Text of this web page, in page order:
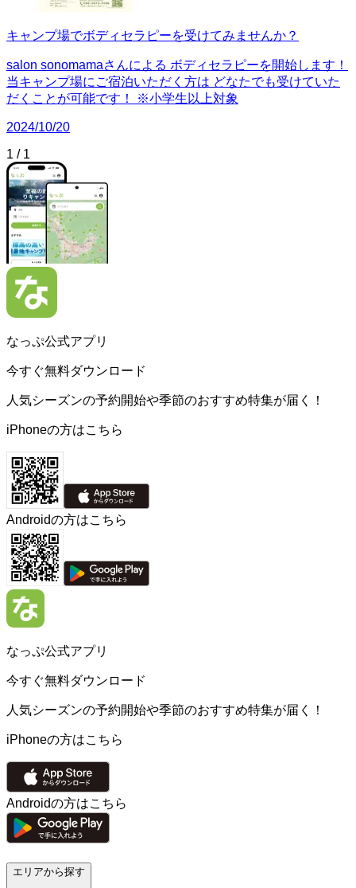
キャンプ場でボディセラピーを受けてみませんか？
salon sonomamaさんによる ボディセラピーを開始します！
当キャンプ場にご宿泊いただく方は どなたでも受けていた
だくことが可能です！ ※小学生以上対象
2024/10/20
1 / 1
なっぷ公式アプリ
今すぐ無料ダウンロード
人気シーズンの予約開始や季節のおすすめ特集が届く！
iPhoneの方はこちら
Androidの方はこちら
なっぷ公式アプリ
今すぐ無料ダウンロード
人気シーズンの予約開始や季節のおすすめ特集が届く！
iPhoneの方はこちら
Androidの方はこちら
エリアから探す